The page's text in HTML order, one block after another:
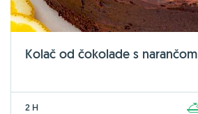
Kolač od čokolade s narančom
2 H